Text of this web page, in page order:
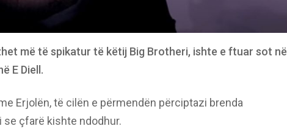
më të spikatur të këtij Big Brotheri, ishte e ftuar sot në
E Diell.
Erjolën, të cilën e përmendën përciptazi brenda
çfarë kishte ndodhur.